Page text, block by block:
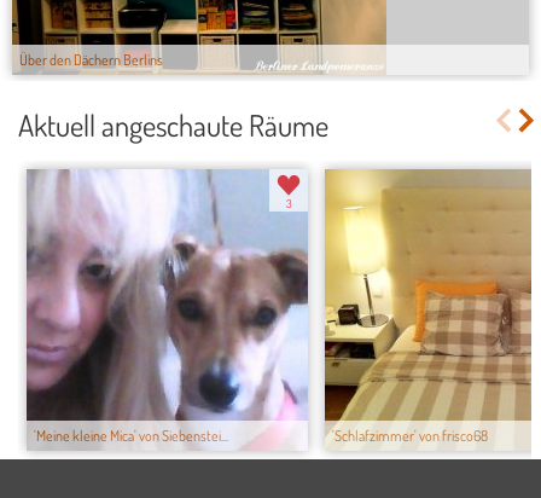
Über den Dächern Berlins
Aktuell angeschaute Räume
'Meine kleine Mica' von Siebenstei...
3
'Schlafzimmer' von frisco68